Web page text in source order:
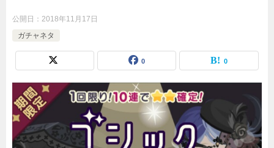
公開日： 2018年11月17日
ガチャネタ
0 0